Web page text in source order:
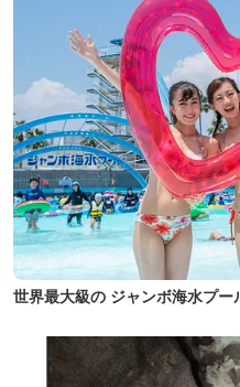
世界最大級の ジャンボ海水プー